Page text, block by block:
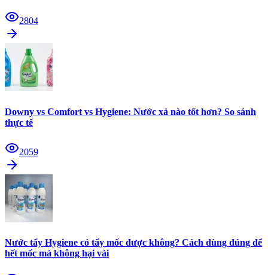
2804
Downy vs Comfort vs Hygiene: Nước xả nào tốt hơn? So sánh
thực tế
2059
Nước tẩy Hygiene có tẩy mốc được không? Cách dùng đúng để
hết mốc mà không hại vải